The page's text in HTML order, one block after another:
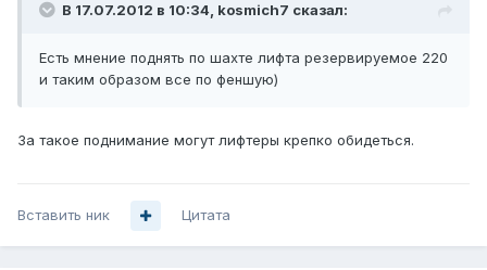
В 17.07.2012 в 10:34, kosmich7 сказал:
Есть мнение поднять по шахте лифта резервируемое 220
и таким образом все по феншую)
За такое поднимание могут лифтеры крепко обидеться.
Вставить ник Цитата